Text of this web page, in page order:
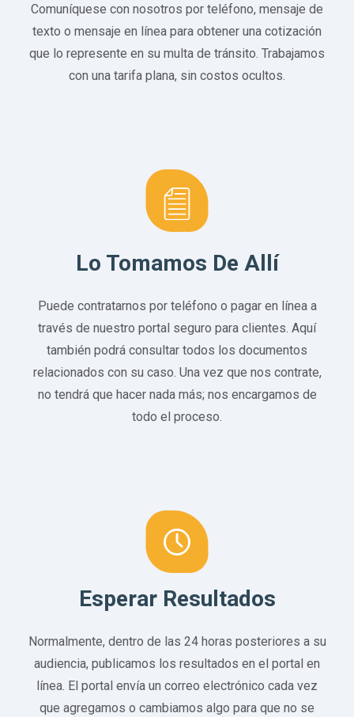
Comuníquese con nosotros por teléfono, mensaje de
texto o mensaje en línea para obtener una cotización
que lo represente en su multa de tránsito. Trabajamos
con una tarifa plana, sin costos ocultos.
Lo Tomamos De Allí
Puede contratarnos por teléfono o pagar en línea a
través de nuestro portal seguro para clientes. Aquí
también podrá consultar todos los documentos
relacionados con su caso. Una vez que nos contrate,
no tendrá que hacer nada más; nos encargamos de
todo el proceso.
Esperar Resultados
Normalmente, dentro de las 24 horas posteriores a su
audiencia, publicamos los resultados en el portal en
línea. El portal envía un correo electrónico cada vez
que agregamos o cambiamos algo para que no se